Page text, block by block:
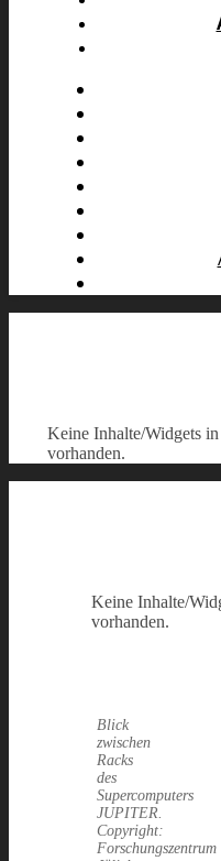
Keine Inhalte/Widgets in
vorhanden.
Keine Inhalte/
vorhanden.
Blick
zwischen
Racks
des
Supercomputers
JUPITER.
Copyright:
Forschungszentrum